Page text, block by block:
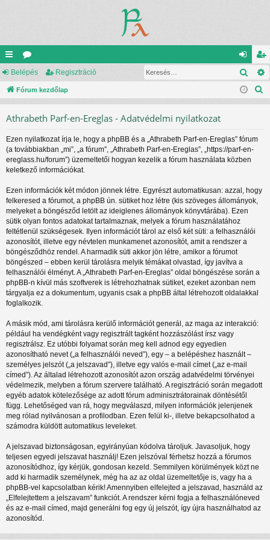
yo
rs
k
ór
u
el
ép
eg
is
Belépés Regisztráció
Fórum kezdőlap
Athrabeth Parf-en-Ereglas - Adatvédelmi nyilatkozat
Ezen nyilatkozat írja le, hogy a phpBB és a „Athrabeth Parf-en-Ereglas” fórum
(a továbbiakban „mi”, „a fórum”, „Athrabeth Parf-en-Ereglas”, „https://parf-en-
ereglass.hu/forum”) üzemeltetői hogyan kezelik a fórum használata közben
keletkező információkat.
Ezen információk két módon jönnek létre. Egyrészt automatikusan: azzal, hogy
felkeresed a fórumot, a phpBB ún. sütiket hoz létre (kis szöveges állományok,
melyeket a böngésződ letölt az ideiglenes állományok könyvtárába). Ezen
sütik olyan fontos adatokat tartalmaznak, melyek a fórum használatához
feltétlenül szükségesek. Ilyen információt tárol az első két süti: a felhasználói
azonosítót, illetve egy névtelen munkamenet azonosítót, amit a rendszer a
böngésződhöz rendel. A harmadik süti akkor jön létre, amikor a fórumot
böngészed – ebben kerül tárolásra melyik témákat olvastad, így javítva a
felhasználói élményt. A „Athrabeth Parf-en-Ereglas” oldal böngészése során a
phpBB-n kívül más szoftverek is létrehozhatnak sütiket, ezeket azonban nem
tárgyalja ez a dokumentum, ugyanis csak a phpBB által létrehozott oldalakkal
foglalkozik.
A másik mód, ami tárolásra kerülő információt generál, az maga az interakció:
például ha vendégként vagy regisztrált tagként hozzászólást írsz vagy
regisztrálsz. Ez utóbbi folyamat során meg kell adnod egy egyedien
azonosítható nevet („a felhasználói neved”), egy – a belépéshez használt –
személyes jelszót („a jelszavad”), illetve egy valós e-mail címet („az e-mail
címed”). Az általad létrehozott azonosítót azon ország adatvédelmi törvényei
védelmezik, melyben a fórum szervere található. A regisztráció során megadott
egyéb adatok kötelezősége az adott fórum adminisztrátorainak döntésétől
függ. Lehetőséged van rá, hogy megválaszd, milyen információk jelenjenek
meg rólad nyilvánosan a profilodban. Ezen felül ki-, illetve bekapcsolhatod a
számodra küldött automatikus leveleket.
A jelszavad biztonságosan, egyirányúan kódolva tároljuk. Javasoljuk, hogy
teljesen egyedi jelszavat használj! Ezen jelszóval férhetsz hozzá a fórumos
azonosítódhoz, így kérjük, gondosan kezeld. Semmilyen körülmények közt ne
add ki harmadik személynek, még ha az az oldal üzemeltetője is, vagy ha a
phpBB-vel kapcsolatban kérik! Amennyiben elfelejted a jelszavad, használd az
„Elfelejtettem a jelszavam” funkciót. A rendszer kérni fogja a felhasználóneved
és az e-mail címed, majd generálni fog egy új jelszót, így újra használhatod az
azonosítód.